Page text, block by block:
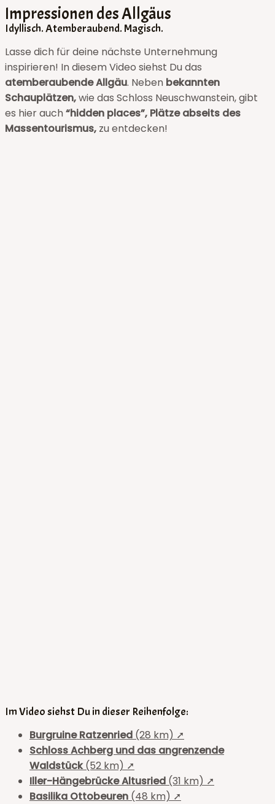
Impressionen des Allgäus
Idyllisch. Atemberaubend. Magisch.
Lasse dich für deine nächste Unternehmung
inspirieren! In diesem Video siehst Du das
atemberaubende Allgäu. Neben bekannten
Schauplätzen,wie das Schloss Neuschwanstein, gibt
es hier auch“hidden places”, Plätze abseits des
Massentourismus, zu entdecken!
Im Video siehst Du in dieser Reihenfolge:
Burgruine Ratzenried (28 km) ➚
Schloss Achberg und das angrenzende
Waldstück(52 km) ➚
Iller-Hängebrücke Altusried (31 km) ➚
Basilika Ottobeuren (48 km) ➚